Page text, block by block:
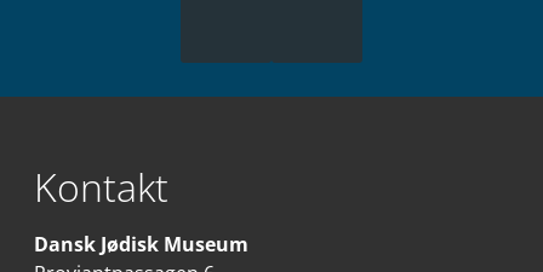
Kontakt
Dansk Jødisk Museum